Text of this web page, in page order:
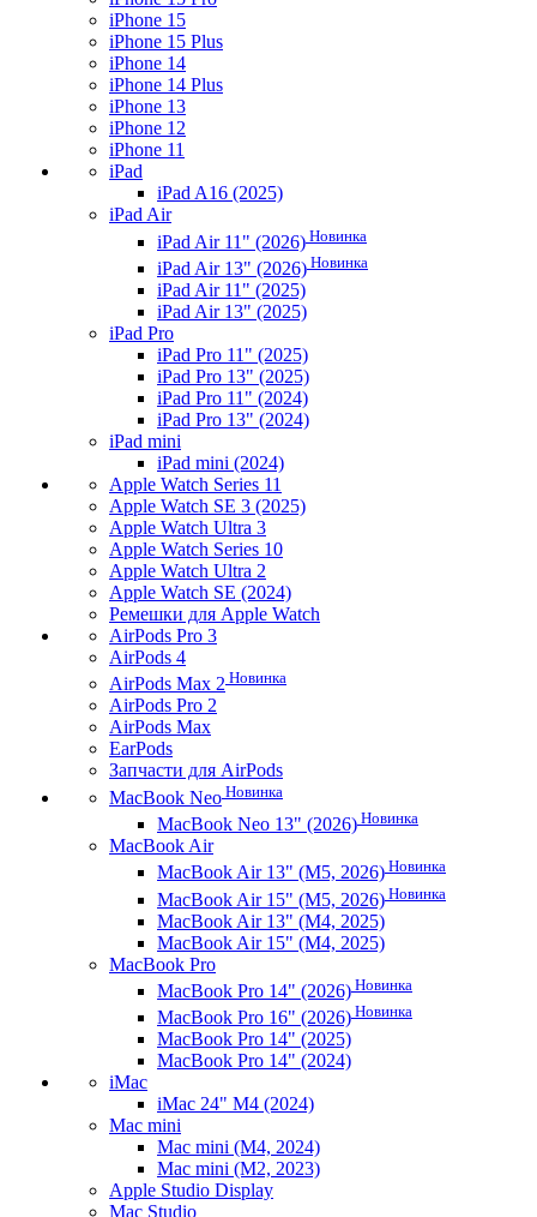
iPhone 15
iPhone 15 Plus
iPhone 14
iPhone 14 Plus
iPhone 13
iPhone 12
iPhone 11
iPad
iPad A16 (2025)
iPad Air
iPad Air 11" (2026) Новинка
iPad Air 13" (2026) Новинка
iPad Air 11" (2025)
iPad Air 13" (2025)
iPad Pro
iPad Pro 11" (2025)
iPad Pro 13" (2025)
iPad Pro 11" (2024)
iPad Pro 13" (2024)
iPad mini
iPad mini (2024)
Apple Watch Series 11
Apple Watch SE 3 (2025)
Apple Watch Ultra 3
Apple Watch Series 10
Apple Watch Ultra 2
Apple Watch SE (2024)
Ремешки для Apple Watch
AirPods Pro 3
AirPods 4
AirPods Max 2 Новинка
AirPods Pro 2
AirPods Max
EarPods
Запчасти для AirPods
MacBook Neo Новинка
MacBook Neo 13" (2026) Новинка
MacBook Air
MacBook Air 13" (M5, 2026) Новинка
MacBook Air 15" (M5, 2026) Новинка
MacBook Air 13" (M4, 2025)
MacBook Air 15" (M4, 2025)
MacBook Pro
MacBook Pro 14" (2026) Новинка
MacBook Pro 16" (2026) Новинка
MacBook Pro 14" (2025)
MacBook Pro 14" (2024)
iMac
iMac 24" M4 (2024)
Mac mini
Mac mini (M4, 2024)
Mac mini (M2, 2023)
Apple Studio Display
Mac Studio